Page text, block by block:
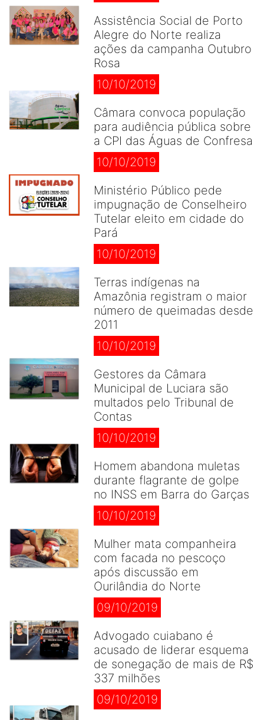
Assistência Social de Porto
Alegre do Norte realiza
ações da campanha Outubro
Rosa
10/10/2019
Câmara convoca população
para audiência pública sobre
a CPI das Águas de Confresa
10/10/2019
Ministério Público pede
impugnação de Conselheiro
Tutelar eleito em cidade do
Pará
10/10/2019
Terras indígenas na
Amazônia registram o maior
número de queimadas desde
2011
10/10/2019
Gestores da Câmara
Municipal de Luciara são
multados pelo Tribunal de
Contas
10/10/2019
Homem abandona muletas
durante flagrante de golpe
no INSS em Barra do Garças
10/10/2019
Mulher mata companheira
com facada no pescoço
após discussão em
Ourilândia do Norte
09/10/2019
Advogado cuiabano é
acusado de liderar esquema
de sonegação de mais de R$
337 milhões
09/10/2019